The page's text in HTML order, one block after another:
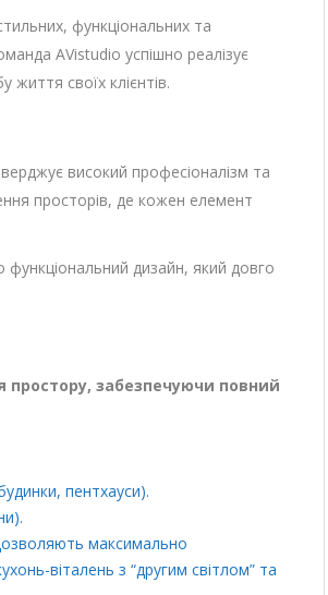
функціональних та
AVistudio успішно реалізує
своїх клієнтів.
високий професіоналізм та
просторів, де кожен елемент
дизайн, який довго
простору, забезпечуючи повний
пентхауси).
максимально
віталень з “другим світлом” та